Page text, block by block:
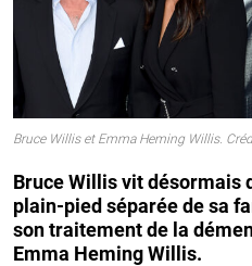
Bruce Willis et Emma Heming Willis.
Bruce Willis vit désormais
plain-pied séparée de sa
son traitement de la
Emma Heming Willis.